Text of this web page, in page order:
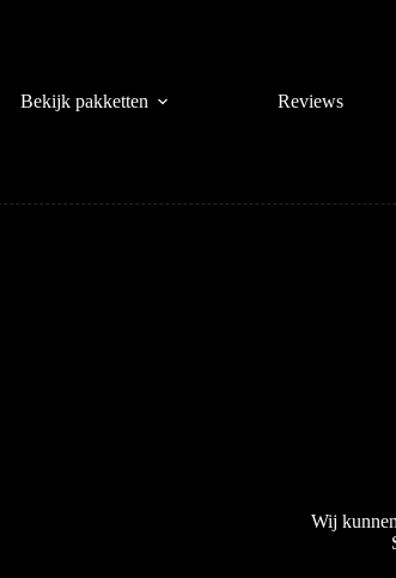
Bekijk pakketten Reviews
Wij